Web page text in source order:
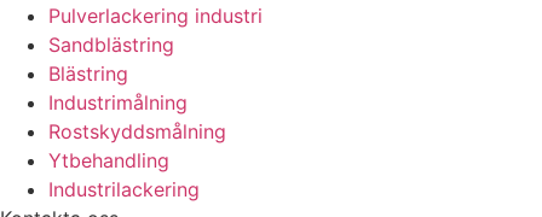
Pulverlackering industri
Sandblästring
Blästring
Industrimålning
Rostskyddsmålning
Ytbehandling
Industrilackering